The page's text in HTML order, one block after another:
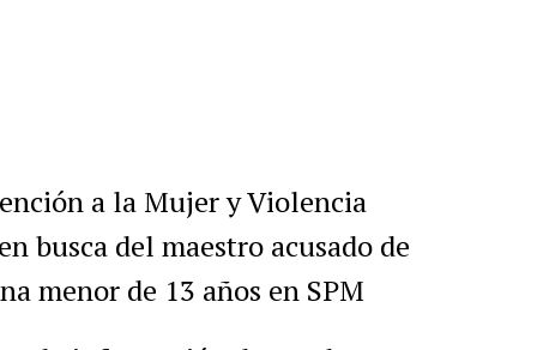
a la Mujer y Violencia
busca del maestro acusado de
menor de 13 años en SPM